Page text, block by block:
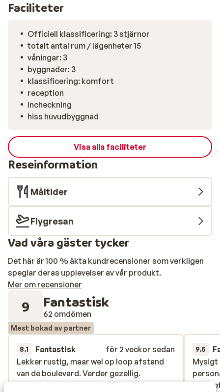
Faciliteter
Officiell klassificering: 3 stjärnor
totalt antal rum / lägenheter 15
våningar: 3
byggnader: 3
klassificering: komfort
reception
incheckning
hiss huvudbyggnad
Visa alla faciliteter
Reseinformation
Måltider
Flygresan
Vad våra gäster tycker
Det här är 100 % äkta kundrecensioner som verkligen
speglar deras upplevelser av vår produkt.
Mer om recensioner
9 Fantastisk
62 omdömen
Mest bokad av partner
8.1 Fantastisk
för 2 veckor sedan
Lekker rustig, maar wel op loop afstand
van de boulevard. Verder gezellig.
Lekker rustig, maar wel op loop afstand
van de boulevard. Verder gezellig.
9.5
Mysigt
Mysigt